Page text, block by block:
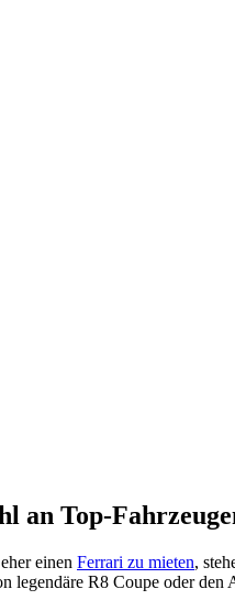
an Top-
einen Ferrari zu mieten,
legendäre R8 Coupe oder